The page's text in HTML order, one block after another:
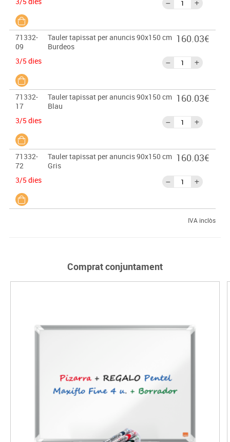
71332-
09
Tauler tapissat per anuncis 90x150 cm
Burdeos
3/5 dies
160.03€
71332-
17
Tauler tapissat per anuncis 90x150 cm
Blau
3/5 dies
160.03€
71332-
72
Tauler tapissat per anuncis 90x150 cm
Gris
3/5 dies
160.03€
IVA inclòs
Comprat conjuntament